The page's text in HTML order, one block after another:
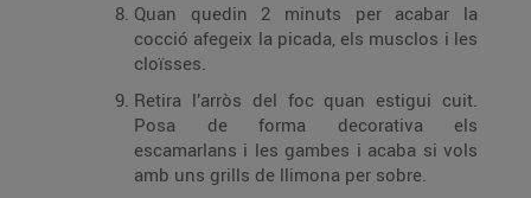
Quan quedin 2 minuts per acabar la
cocció afegeix la picada, els musclos i les
cloïsses.
Retira l’arròs del foc quan estigui cuit.
Posa de forma decorativa els
escamarlans i les gambes i acaba si vols
amb uns grills de llimona per sobre.